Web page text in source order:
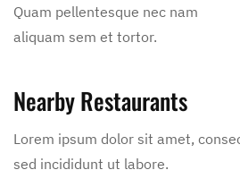
Quam pellentesque nec nam
aliquam sem et tortor.
Nearby Restaurants
Lorem ipsum dolor sit amet,
sed incididunt ut labore.